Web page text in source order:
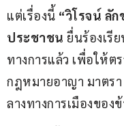
แต่เรื่องนี้ “วิโรจน์ ลั
ประชาชน ยื่นร้องเรี
ทางการแล้ว เพื่อให้ต
กฎหมายอาญา มาตร
ลางทางการเมืองของ